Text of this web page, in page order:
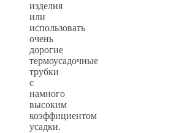
изделия
или
использовать
очень
дорогие
термоусадочные
трубки
с
намного
высоким
коэффициентом
усадки.